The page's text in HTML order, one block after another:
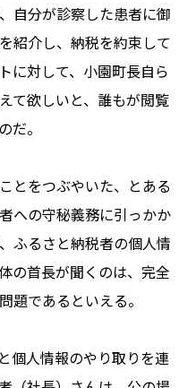
自分が診察した患者に御
紹介し、納税を約束して
に対して、小園町長自ら
て欲しいと、誰もが閲覧
だ。
とをつぶやいた、とある
への守秘義務に引っかか
ふるさと納税者の個人情
の首長が聞くのは、完全
題であるといえる。
個人情報のやり取りを連